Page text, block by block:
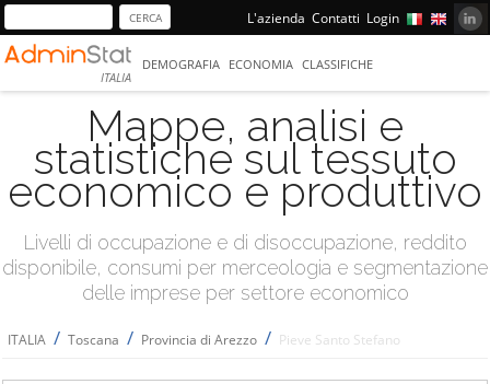
L'azienda Contatti Login
ITALIA
DEMOGRAFIA ECONOMIA CLASSIFICHE
Mappe, analisi e
statistiche sul tessuto
economico e produttivo
Livelli di occupazione e di disoccupazione, reddito
disponibile, consumi per merceologia e segmentazione
delle imprese per settore economico
ITALIA / Toscana / Provincia di Arezzo / Pieve Santo Stefano